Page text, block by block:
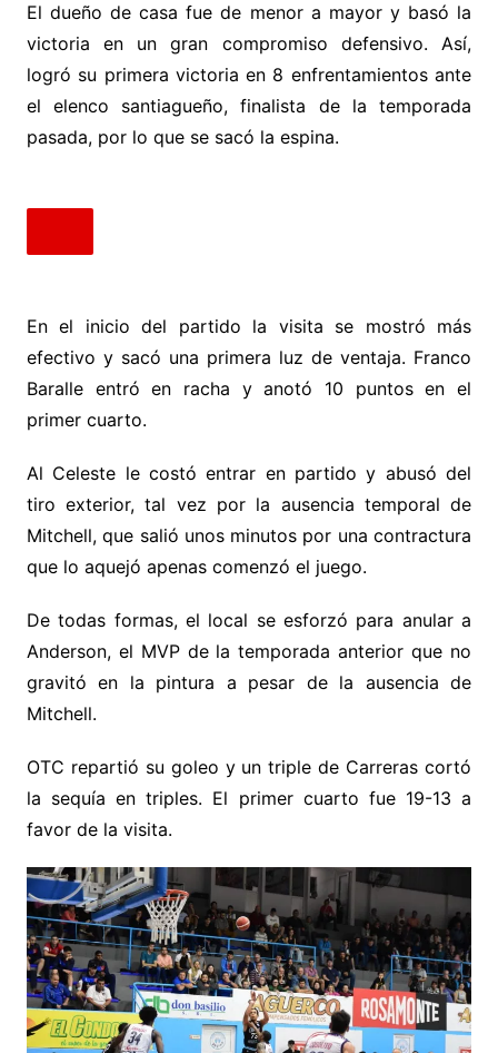
El dueño de casa fue de menor a mayor y basó la
victoria en un gran compromiso defensivo. Así,
logró su primera victoria en 8 enfrentamientos ante
el elenco santiagueño, finalista de la temporada
pasada, por lo que se sacó la espina.
En el inicio del partido la visita se mostró más
efectivo y sacó una primera luz de ventaja. Franco
Baralle entró en racha y anotó 10 puntos en el
primer cuarto.
Al Celeste le costó entrar en partido y abusó del
tiro exterior, tal vez por la ausencia temporal de
Mitchell, que salió unos minutos por una contractura
que lo aquejó apenas comenzó el juego.
De todas formas, el local se esforzó para anular a
Anderson, el MVP de la temporada anterior que no
gravitó en la pintura a pesar de la ausencia de
Mitchell.
OTC repartió su goleo y un triple de Carreras cortó
la sequía en triples. El primer cuarto fue 19-13 a
favor de la visita.